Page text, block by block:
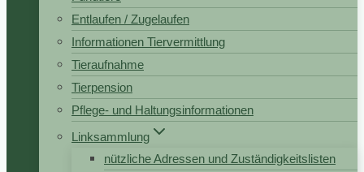
Entlaufen / Zugelaufen
Informationen Tiervermittlung
Tieraufnahme
Tierpension
Pflege- und Haltungsinformationen
Linksammlung
nützliche Adressen und Zuständigkeitslisten